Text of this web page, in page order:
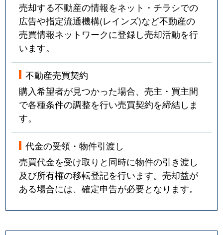
売却する不動産の情報をネット・チラシでの
広告や指定流通機構(レインズ)など不動産の
売買情報ネットワークに登録し売却活動を行
います。
不動産売買契約
購入希望者が見つかった場合、売主・買主間
で各種条件の調整を行い売買契約を締結しま
す。
代金の受領・物件引渡し
売買代金を受け取りと同時に物件の引き渡し
及び所有権の移転登記を行います。売却益が
ある場合には、確定申告が必要となります。